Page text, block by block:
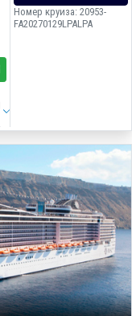
Номер круиза: 20953-
FA20270129LPALPA